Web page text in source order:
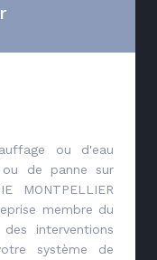
ou d'eau
de panne sur
MONTPELLIER
membre du
interventions
système de